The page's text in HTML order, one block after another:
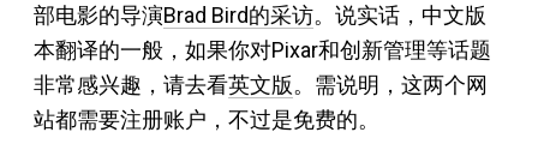
部电影的导演Brad Bird的采访。说实话，中文版
本翻译的一般，如果你对Pixar和创新管理等话题
非常感兴趣，请去看英文版。需说明，这两个网
站都需要注册账户，不过是免费的。